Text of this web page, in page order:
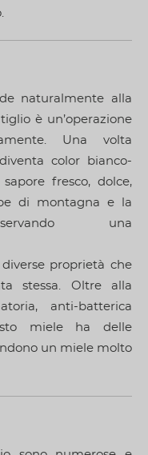
naturalmente alla
è un’operazione
Una volta
color bianco-
fresco, dolce,
di montagna e la
una
proprietà che
stessa. Oltre alla
anti-batterica
miele ha delle
un miele molto